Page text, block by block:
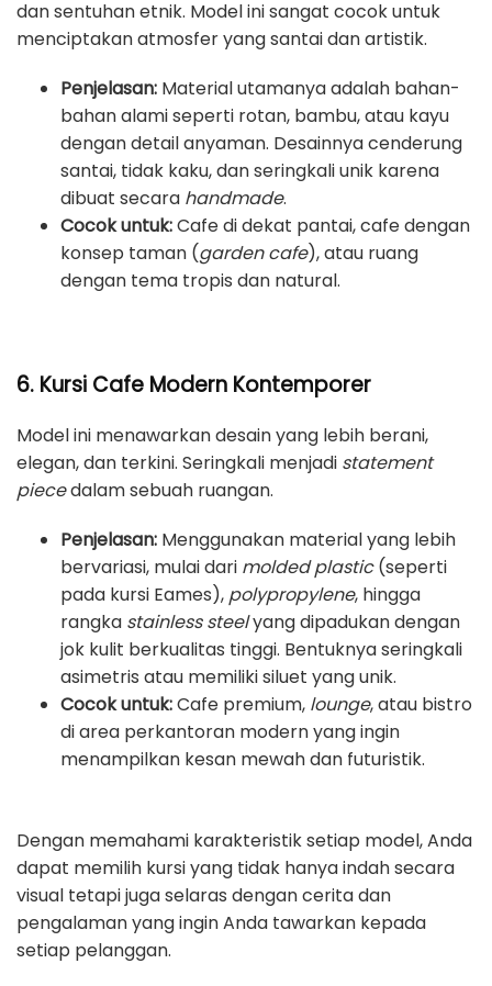
dan sentuhan etnik. Model ini sangat cocok untuk
menciptakan atmosfer yang santai dan artistik.
Penjelasan: Material utamanya adalah bahan-
bahan alami seperti rotan, bambu, atau kayu
dengan detail anyaman. Desainnya cenderung
santai, tidak kaku, dan seringkali unik karena
dibuat secara handmade.
Cocok untuk:Cafe di dekat pantai, cafe dengan
konsep taman (garden cafe), atau ruang
dengan tema tropis dan natural.
6. Kursi Cafe Modern Kontemporer
Model ini menawarkan desain yang lebih berani,
elegan, dan terkini. Seringkali menjadi statement
piecedalam sebuah ruangan.
Penjelasan: Menggunakan material yang lebih
bervariasi, mulai dari molded plastic(seperti
pada kursi Eames), polypropylene, hingga
rangka stainless steelyang dipadukan dengan
jok kulit berkualitas tinggi. Bentuknya seringkali
asimetris atau memiliki siluet yang unik.
Cocok untuk:Cafe premium, lounge, atau bistro
di area perkantoran modern yang ingin
menampilkan kesan mewah dan futuristik.
Dengan memahami karakteristik setiap model, Anda
dapat memilih kursi yang tidak hanya indah secara
visual tetapi juga selaras dengan cerita dan
pengalaman yang ingin Anda tawarkan kepada
setiap pelanggan.